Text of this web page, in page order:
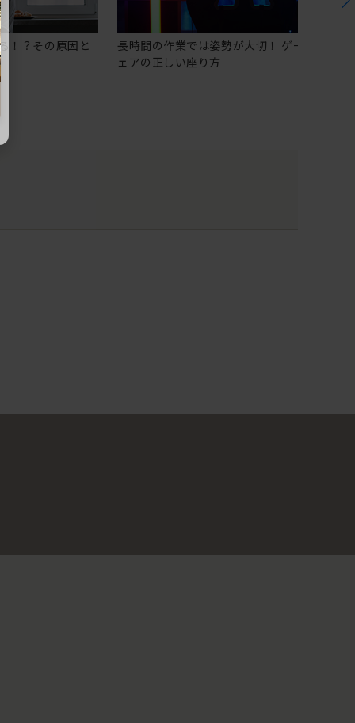
！？その原因と
長時間の作業では姿勢が大切！ ゲーミングチ
ェアの正しい座り方